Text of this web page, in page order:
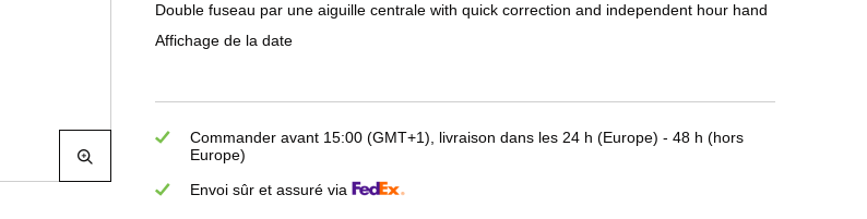
Double fuseau par une aiguille centrale with quick correction and independent hour hand
Affichage de la date
Commander avant 15:00 (GMT+1), livraison dans les 24 h (Europe) - 48 h (hors
Europe)
Envoi sûr et assuré via